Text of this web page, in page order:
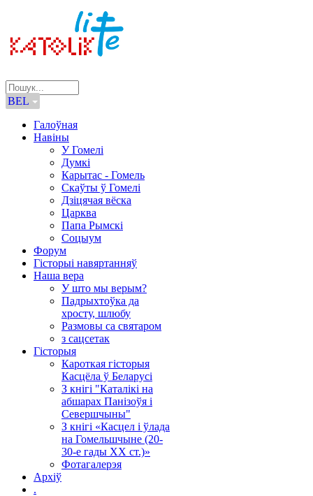
BEL
Галоўная
Навіны
У Гомелі
Думкі
Карытас - Гомель
Скаўты ў Гомелі
Дзіцячая вёска
Царква
Папа Рымскі
Соцыум
Форум
Гісторыі навяртанняў
Наша вера
У што мы верым?
Падрыхтоўка да
хросту, шлюбу
Размовы са святаром
з сацсетак
Гісторыя
Кароткая гісторыя
Касцёла ў Беларусі
З кнігі "Каталікі на
абшарах Панізоўя і
Севершчыны"
З кнігі «Касцел і ўлада
на Гомельшчыне (20-
30-е гады ХХ ст.)»
Фотагалерэя
Архіў
.